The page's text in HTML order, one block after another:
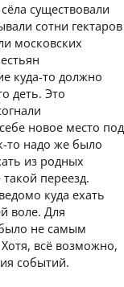
существовали
сотни гектаров
московских
куда-то должно
деть. Это
новое место под
то надо же было
из родных
переезд.
куда ехать
воле. Для
не самым
всё возможно,
событий.